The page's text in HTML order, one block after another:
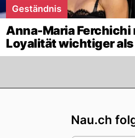
Geständnis
Anna-Maria Ferchichi
Loyalität wichtiger als
Nau.ch